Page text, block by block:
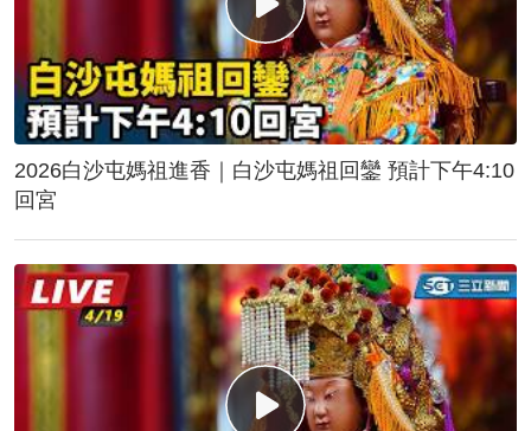
2026白沙屯媽祖進香｜白沙屯媽祖回鑾 預計下午4:10
回宮